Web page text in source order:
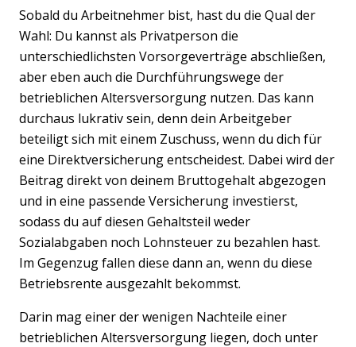
Sobald du Arbeitnehmer bist, hast du die Qual der
Wahl: Du kannst als Privatperson die
unterschiedlichsten Vorsorgeverträge abschließen,
aber eben auch die Durchführungswege der
betrieblichen Altersversorgung nutzen. Das kann
durchaus lukrativ sein, denn dein Arbeitgeber
beteiligt sich mit einem Zuschuss, wenn du dich für
eine Direktversicherung entscheidest. Dabei wird der
Beitrag direkt von deinem Bruttogehalt abgezogen
und in eine passende Versicherung investierst,
sodass du auf diesen Gehaltsteil weder
Sozialabgaben noch Lohnsteuer zu bezahlen hast.
Im Gegenzug fallen diese dann an, wenn du diese
Betriebsrente ausgezahlt bekommst.
Darin mag einer der wenigen Nachteile einer
betrieblichen Altersversorgung liegen, doch unter